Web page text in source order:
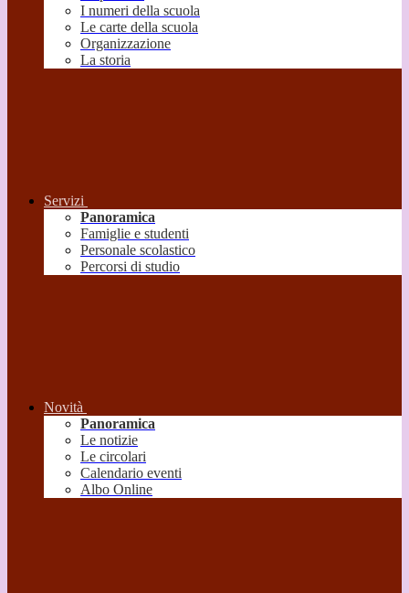
I numeri della scuola
Le carte della scuola
Organizzazione
La storia
Servizi
Panoramica
Famiglie e studenti
Personale scolastico
Percorsi di studio
Novità
Panoramica
Le notizie
Le circolari
Calendario eventi
Albo Online